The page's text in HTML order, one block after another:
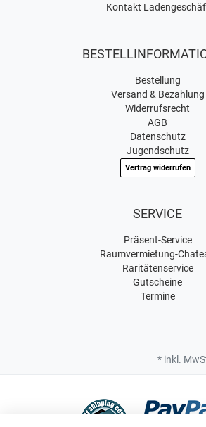
Kontakt
Bestellung
Versand & Bezahlung
Widerrufsrecht
AGB
Datenschutz
Jugendschutz
Vertrag widerrufen
SERVICE
Präsent-Service
Raumvermietung-
Raritätenservice
Gutscheine
Termine
* inkl.